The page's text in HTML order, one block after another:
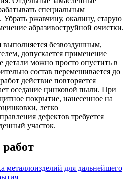
специальным
ржавчину, окалину, старую
абразивоструйной очистки.
выполняется безвоздушным,
допускается применение
детали можно просто опустить в
состав перемешивается до
действие повторяется
оседание цинковой пыли. При
покрытие, нанесенное на
легко
дефектов требуется
участок.